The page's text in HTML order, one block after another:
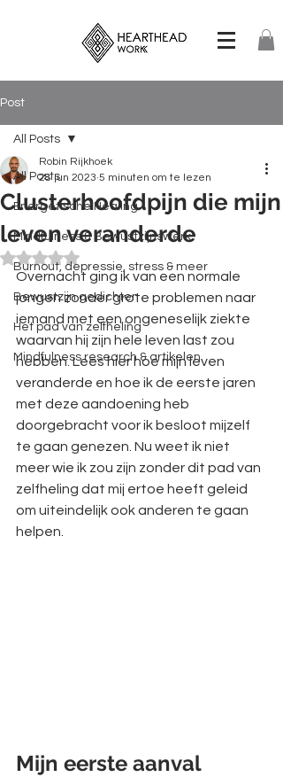
Post
All Posts
Energetische Healing
Mindfulness & Bewustzijnswerk
Burnout, depressie, stress & meer
Bewustzijn gedichten
Het pad van zelfheling
Mindfulness research & artikelen
All Posts
Clusterhoofdpijn die mijn
leven veranderde
Robin Rijkhoek
28 jun 2023 5 minuten om te lezen
Beoordeeld met NaN uit 5 sterren.
Overnacht ging ik van een normale
jongen zonder grote problemen naar
iemand met een ongeneselijk ziekte
waarvan hij zijn hele leven last zou
hebben. Lees hier hoe mijn leven
veranderde en hoe ik de eerste jaren
met deze aandoening heb
doorgebracht voor ik besloot mijzelf
te gaan genezen. Nu weet ik niet
meer wie ik zou zijn zonder dit pad van
zelfheling dat mij ertoe heeft geleid
om uiteindelijk ook anderen te gaan
helpen.
Mijn eerste aanval